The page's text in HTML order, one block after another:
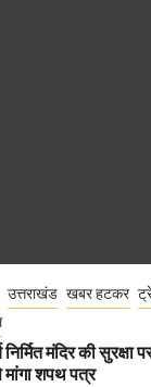
उत्तराखंड खबर हटकर
मंदिर की सुरक्षा
मांगा शपथ पत्र